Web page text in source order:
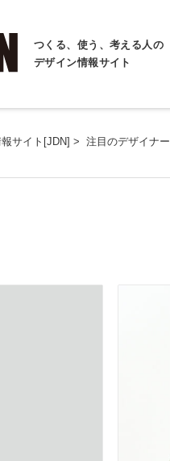
つくる、使う、考える人の
デザイン情報サイト
サイト[JDN] > 注目のデザイナー